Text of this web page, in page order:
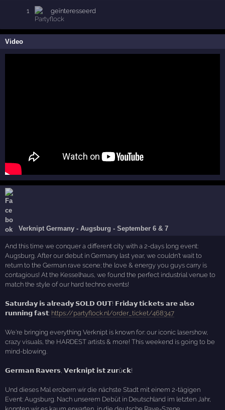
1 geïnteresseerd
Video
Verknipt Germany - Augsburg - September 6 & 7
And this time we conquer a different city with a 2-days long event:
Augsburg. After our debut in Germany last year, we couldn't wait to
return to the German rave scene; the love & energy you guys carry is
contagious! At the Kesselhaus, we found the perfect industrial venue to
match the style of our hard techno events!
𝗦𝗮𝘁𝘂𝗿𝗱𝗮𝘆 𝗶𝘀 𝗮𝗹𝗿𝗲𝗮𝗱𝘆 𝗦𝗢𝗟𝗗 𝗢𝗨𝗧! 𝗙𝗿𝗶𝗱𝗮𝘆 𝘁𝗶𝗰𝗸𝗲𝘁𝘀 𝗮𝗿𝗲 𝗮𝗹𝘀𝗼
𝗿𝘂𝗻𝗻𝗶𝗻𝗴 𝗳𝗮𝘀𝘁: https://partyflock.nl/order_ticket/468347
We're bringing everything Verknipt is known for: our iconic lasershow,
crazy visuals, the HARDEST artists & more! This weekend is going to be
mind-blowing.
𝗚𝗲𝗿𝗺𝗮𝗻 𝗥𝗮𝘃𝗲𝗿𝘀, 𝗩𝗲𝗿𝗸𝗻𝗶𝗽𝘁 𝗶𝘀𝘁 𝘇𝘂𝗿ü𝗰𝗸!
Und dieses Mal erobern wir die nächste Stadt mit einem 2-tägigen
Event: Augsburg. Nach unserem Debüt in Deutschland im letzten Jahr,